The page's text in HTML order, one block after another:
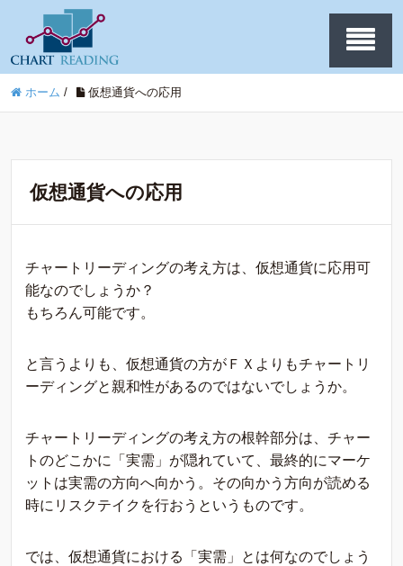
ホーム / 仮想通貨への応用
仮想通貨への応用
チャートリーディングの考え方は、仮想通貨に応用可
能なのでしょうか？
もちろん可能です。
と言うよりも、仮想通貨の方がＦＸよりもチャートリ
ーディングと親和性があるのではないでしょうか。
チャートリーディングの考え方の根幹部分は、チャー
トのどこかに「実需」が隠れていて、最終的にマーケ
ットは実需の方向へ向かう。その向かう方向が読める
時にリスクテイクを行おうというものです。
では、仮想通貨における「実需」とは何なのでしょう